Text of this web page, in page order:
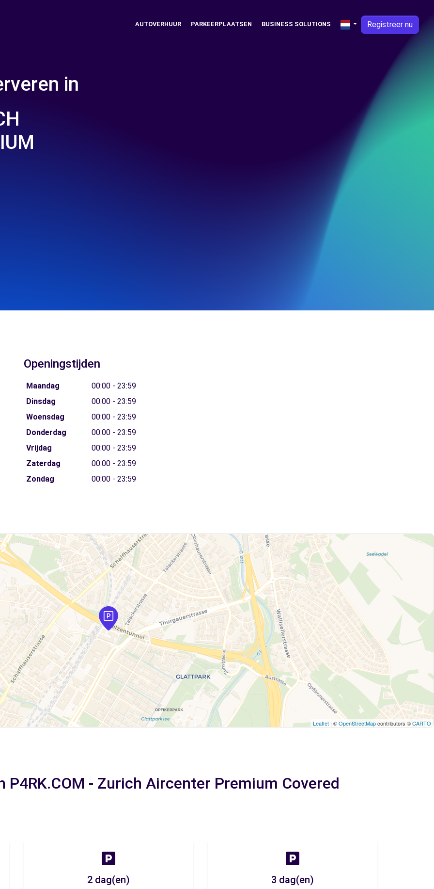
AUTOVERHUUR PARKEERPLAATSEN BUSINESS SOLUTIONS Registreer nu
in
Openingstijden
Maandag
00:00 - 23:59
Dinsdag
00:00 - 23:59
Woensdag
00:00 - 23:59
Donderdag
00:00 - 23:59
Vrijdag
00:00 - 23:59
Zaterdag
00:00 - 23:59
Zondag
00:00 - 23:59
Leaflet | ©OpenStreetMapcontributors ©CARTO
P4RK.COM - Zurich Aircenter Premium Covered
2 dag(en) 3 dag(en)